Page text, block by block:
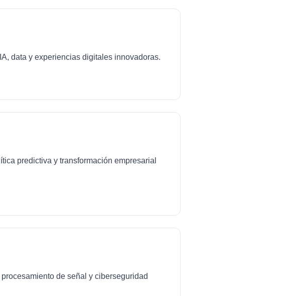
data y experiencias digitales innovadoras.
predictiva y transformación empresarial
de señal y ciberseguridad